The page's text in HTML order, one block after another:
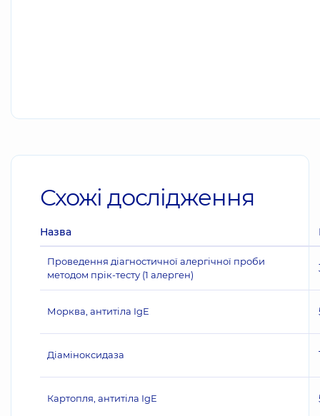
Схожі дослідження
Назва
Проведення діагностичної алергічної проби
методом прік-тесту (1 алерген)
Морква, антитіла IgE
Діаміноксидаза
Картопля, антитіла IgE